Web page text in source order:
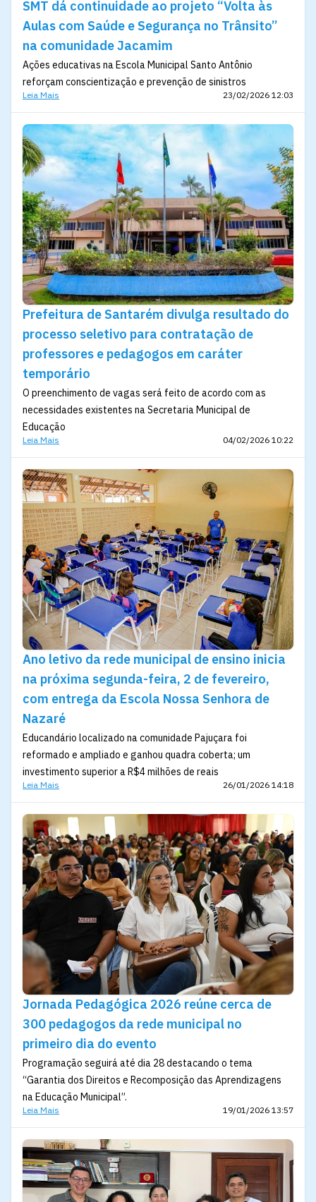
SMT dá continuidade ao projeto “Volta às
Aulas com Saúde e Segurança no Trânsito”
na comunidade Jacamim
Ações educativas na Escola Municipal Santo Antônio
reforçam conscientização e prevenção de sinistros
Leia Mais 23/02/2026 12:03
Prefeitura de Santarém divulga resultado do
processo seletivo para contratação de
professores e pedagogos em caráter
temporário
O preenchimento de vagas será feito de acordo com as
necessidades existentes na Secretaria Municipal de
Educação
Leia Mais 04/02/2026 10:22
Ano letivo da rede municipal de ensino inicia
na próxima segunda-feira, 2 de fevereiro,
com entrega da Escola Nossa Senhora de
Nazaré
Educandário localizado na comunidade Pajuçara foi
reformado e ampliado e ganhou quadra coberta; um
investimento superior a R$4 milhões de reais
Leia Mais 26/01/2026 14:18
Jornada Pedagógica 2026 reúne cerca de
300 pedagogos da rede municipal no
primeiro dia do evento
Programação seguirá até dia 28 destacando o tema
“Garantia dos Direitos e Recomposição das Aprendizagens
na Educação Municipal”.
Leia Mais 19/01/2026 13:57